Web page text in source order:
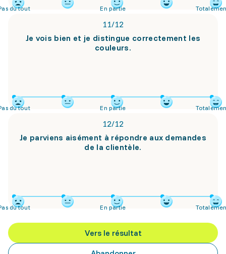
du tout En partie
11/12
Je vois bien et je distingue correctement les
couleurs.
du tout En partie
12/12
Je parviens aisément à répondre aux demandes
de la clientèle.
du tout En partie
Vers le résultat